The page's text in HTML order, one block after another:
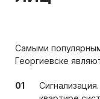
Самыми
Георгиевске